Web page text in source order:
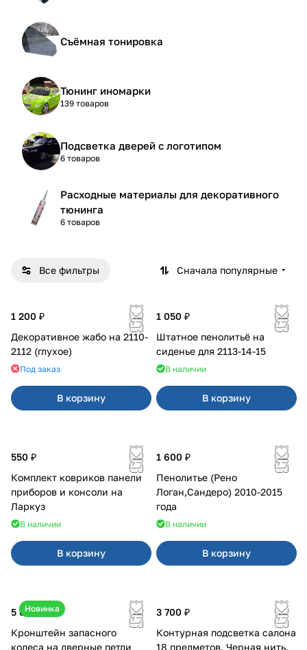
Съёмная тонировка
Тюнинг иномарки
139 товаров
Подсветка дверей с логотипом
6 товаров
Расходные материалы для декоративного
тюнинга
6 товаров
Все фильтры Сначала популярные
1 200 ₽
Декоративное жабо на 2110-
2112 (глухое)
Под заказ
В корзину
1 050 ₽
Штатное пенолитьё на
сиденье для 2113-14-15
В наличии
В корзину
550 ₽
Комплект ковриков панели
приборов и консоли на
Ларкуз
В наличии
В корзину
1 600 ₽
Пенолитье (Рено
Логан,Сандеро) 2010-2015
года
В наличии
В корзину
Новинка
5 050 ₽
Кронштейн запасного
колеса на дверные петли
3 700 ₽
Контурная подсветка салона
18 предметов. Черная нить.